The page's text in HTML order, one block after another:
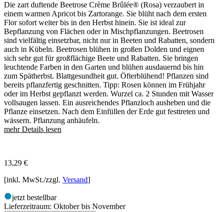
Die zart duftende Beetrose Crème Brûlée® (Rosa) verzaubert in
einem warmen Apricot bis Zartorange. Sie blüht nach dem ersten
Flor sofort weiter bis in den Herbst hinein. Sie ist ideal zur
Bepflanzung von Flächen oder in Mischpflanzungen. Beetrosen
sind vielfältig einsetzbar, nicht nur in Beeten und Rabatten, sondern
auch in Kübeln. Beetrosen blühen in großen Dolden und eignen
sich sehr gut für großflächige Beete und Rabatten. Sie bringen
leuchtende Farben in den Garten und blühen ausdauernd bis hin
zum Spätherbst. Blattgesundheit gut. Öfterblühend! Pflanzen sind
bereits pflanzfertig geschnitten. Tipp: Rosen können im Frühjahr
oder im Herbst gepflanzt werden. Wurzel ca. 2 Stunden mit Wasser
vollsaugen lassen. Ein ausreichendes Pflanzloch ausheben und die
Pflanze einsetzen. Nach dem Einfüllen der Erde gut festtreten und
wässern. Pflanzung anhäufeln.
mehr Details lesen
13,29 €
[inkl. MwSt./zzgl. Versand]
jetzt bestellbar
Lieferzeitraum: Oktober bis November